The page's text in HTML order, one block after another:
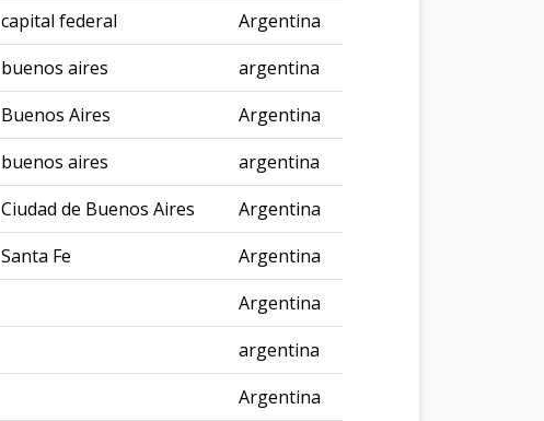
capital federal
Argentina
buenos aires
argentina
Buenos Aires
Argentina
buenos aires
argentina
Ciudad de Buenos Aires
Argentina
Santa Fe
Argentina
Argentina
argentina
Argentina